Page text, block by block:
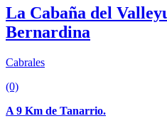
La Cabaña del
Bernardina
Cabrales
(0)
A 9 Km de Tanarrio.